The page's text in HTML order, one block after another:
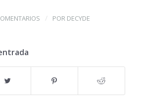
/ POR DECYDE